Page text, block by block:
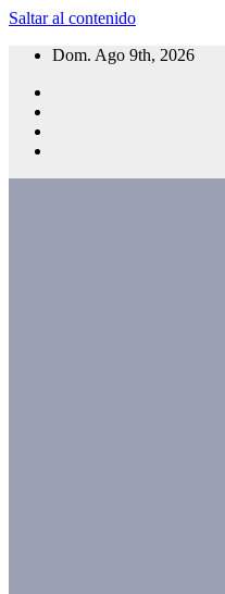
Saltar al contenido
Dom. Ago 9th, 2026